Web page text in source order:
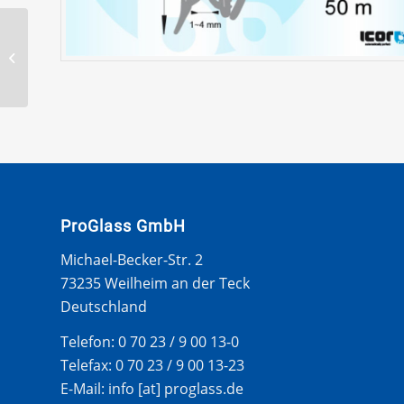
ProGlass GmbH
Michael-Becker-Str. 2
73235 Weilheim an der Teck
Deutschland
Telefon: 0 70 23 / 9 00 13-0
Telefax: 0 70 23 / 9 00 13-23
E-Mail: info [at] proglass.de
TÜRDICHTPROFILE MIT
FINGERSCHUTZPROFILE